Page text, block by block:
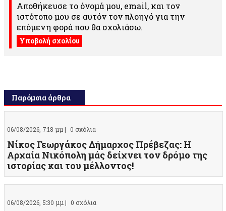
Αποθήκευσε το όνομά μου, email, και τον
ιστότοπο μου σε αυτόν τον πλοηγό για την
επόμενη φορά που θα σχολιάσω.
Παρόμοια άρθρα
06/08/2026, 7:18 μμ | 0 σχόλια
Νίκος Γεωργάκος Δήμαρχος Πρέβεζας: Η
Αρχαία Νικόπολη μάς δείχνει τον δρόμο της
ιστορίας και του μέλλοντος!
06/08/2026, 5:30 μμ | 0 σχόλια